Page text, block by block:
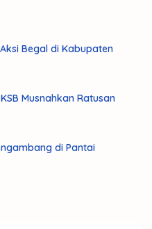
Begal di Kabupaten
Musnahkan Ratusan
di Pantai